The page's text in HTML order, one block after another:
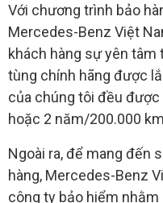
Với chương trình bảo
Mercedes-Benz Việt
khách hàng sự yên
tùng chính hãng được
của chúng tôi đều
hoặc 2 năm/200.000
Ngoài ra, để mang đến
hàng, Mercedes-Benz
công ty bảo hiểm